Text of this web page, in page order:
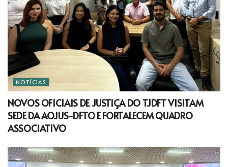
NOTÍCIAS
NOVOS OFICIAIS DE JUSTIÇA DO TJDFT VISITAM
SEDE DA AOJUS-DFTO E FORTALECEM QUADRO
ASSOCIATIVO